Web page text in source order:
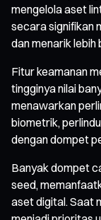
mengelola aset
secara signifikan
dan menarik lebih
Fitur keamanan
tingginya nilai
menawarkan
biometrik,
dengan dompet
Banyak dompet
seed,
aset digital. Saat